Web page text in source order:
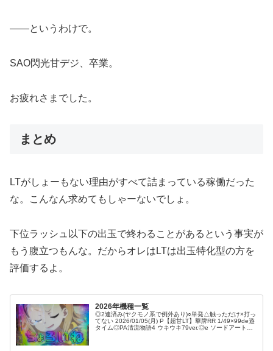
――というわけで。
SAO閃光甘デジ、卒業。
お疲れさまでした。
まとめ
LTがしょーもない理由がすべて詰まっている稼働だった
な。こんなん求めてもしゃーないでしょ。
下位ラッシュ以下の出玉で終わることがあるという事実が
もう腹立つもんな。だからオレはLTは出玉特化型の方を
評価するよ。
2026年機種一覧
◎2連済み(ヤクモノ系で例外あり)○単発△触っただけ×打っ
てない 2026/01/05(月) P【超甘LT】華牌RR 1/49×99de遊
タイム◎PA清流物語4 ウキウキ79ver.◎e ソードアート・